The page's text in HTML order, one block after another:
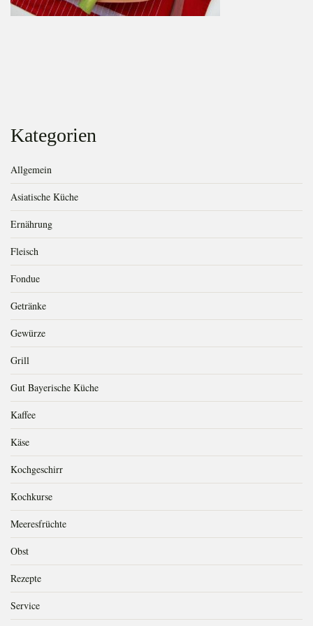
Kategorien
Allgemein
Asiatische Küche
Ernährung
Fleisch
Fondue
Getränke
Gewürze
Grill
Gut Bayerische Küche
Kaffee
Käse
Kochgeschirr
Kochkurse
Meeresfrüchte
Obst
Rezepte
Service